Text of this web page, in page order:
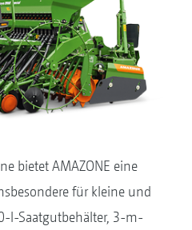
bietet AMAZONE eine
für kleine und
l-Saatgutbehälter, 3-m-